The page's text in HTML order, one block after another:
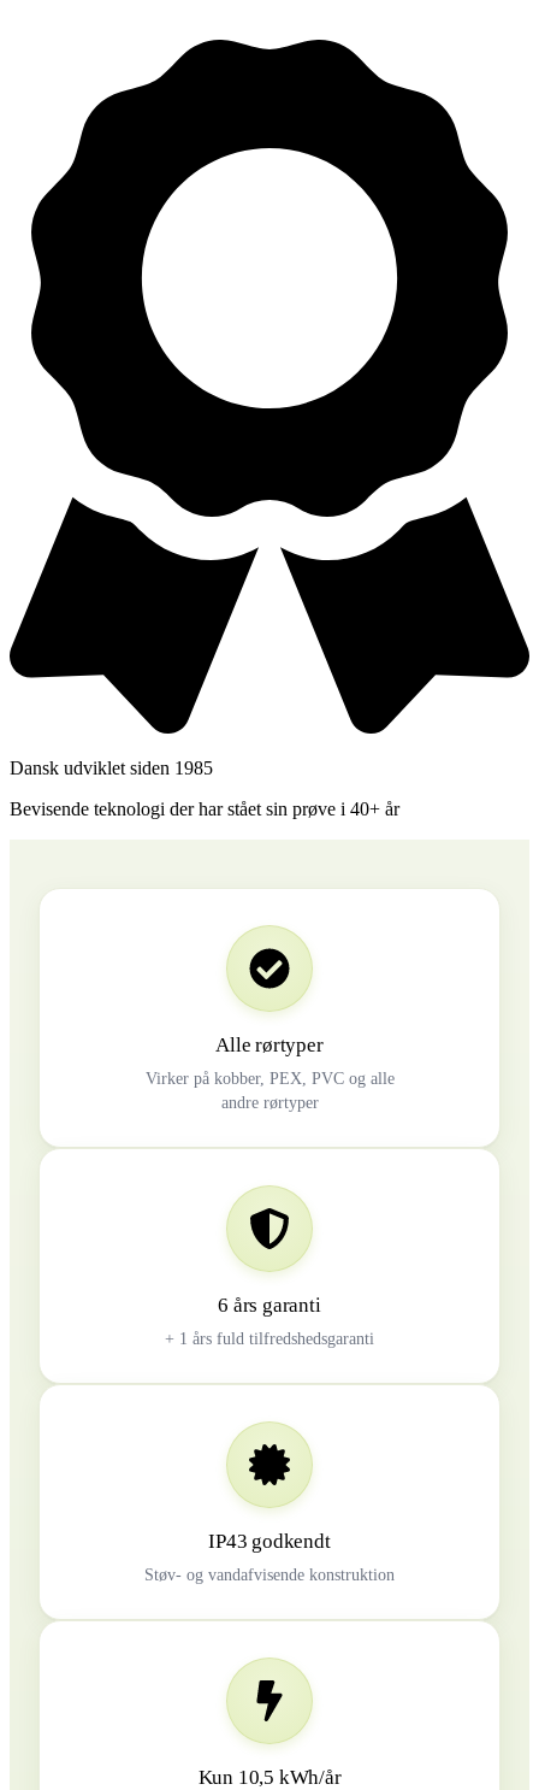
Dansk udviklet siden 1985
Bevisende teknologi der har stået sin prøve i 40+ år
Alle rørtyper
Virker på kobber, PEX, PVC og alle
andre rørtyper
6 års garanti
+ 1 års fuld tilfredshedsgaranti
IP43 godkendt
Støv- og vandafvisende konstruktion
Kun 10,5 kWh/år